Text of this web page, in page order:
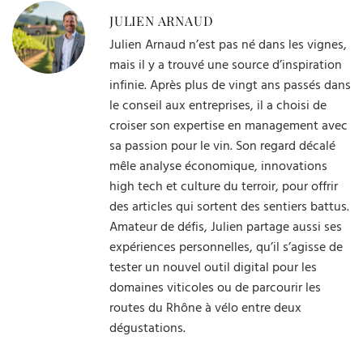
JULIEN ARNAUD
Julien Arnaud n’est pas né dans les vignes,
mais il y a trouvé une source d’inspiration
infinie. Après plus de vingt ans passés dans
le conseil aux entreprises, il a choisi de
croiser son expertise en management avec
sa passion pour le vin. Son regard décalé
mêle analyse économique, innovations
high tech et culture du terroir, pour offrir
des articles qui sortent des sentiers battus.
Amateur de défis, Julien partage aussi ses
expériences personnelles, qu’il s’agisse de
tester un nouvel outil digital pour les
domaines viticoles ou de parcourir les
routes du Rhône à vélo entre deux
dégustations.